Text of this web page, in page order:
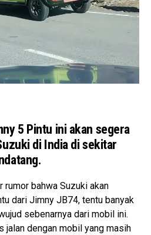
5 Pintu ini akan segera
di India di sekitar
rumor bahwa Suzuki akan
dari Jimny JB74, tentu banyak
sebenarnya dari mobil ini.
jalan dengan mobil yang masih